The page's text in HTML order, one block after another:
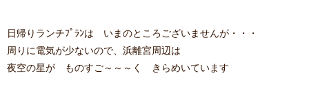
日帰りランチﾌﾟﾗﾝは いまのところございませんが・・・
周りに電気が少ないので、浜離宮周辺は
夜空の星が ものすご～～～く きらめいています